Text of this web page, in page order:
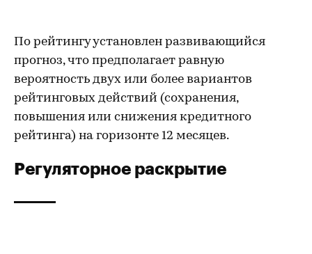
По рейтингу установлен развивающийся
прогноз, что предполагает равную
вероятность двух или более вариантов
рейтинговых действий (сохранения,
повышения или снижения кредитного
рейтинга) на горизонте 12 месяцев.
Регуляторное раскрытие